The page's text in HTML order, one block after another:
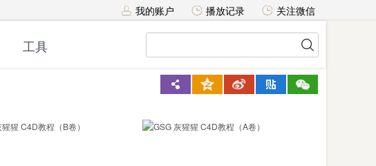
我的账户 播放记录 关注微信
工具